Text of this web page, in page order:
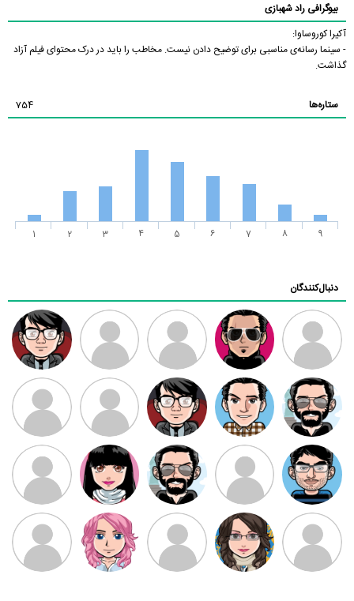
بیوگرافی راد شهبازی
آکیرا کوروساوا:
- سینما رسانه‌ی مناسبی برای توضیح دادن نیست. مخاطب را باید در درک محتوای فیلم آزاد
گذاشت.
ستاره‌ها 754
1 2 3 4 5 6 7 8 9
دنبال‌کنندگان
ممدرضا رضا کاظمی زهرا ~ ابتین
سید محمد
موسوی
مهدی فرهمند مهدی سلطانی داود رضیی
طرفدار میلی
بابی براون
کیوان کیانی
سامان راحمی امیردلتا امیروو ملیکا منتظری عارفه داستانپور